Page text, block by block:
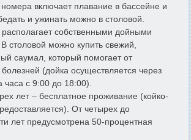
включает плавание в бассейне и
и ужинать можно в столовой.
собственными дойными
столовой можно купить свежий,
саумал, который помогает от
(дойка осуществляется через
часа с 9:00 до 18:00).
лет – бесплатное проживание (койко-
От четырех до
лет предусмотрена 50-процентная